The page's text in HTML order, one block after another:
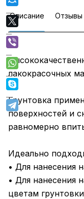
Описание Отзывы
лакокрасочных
Грунтовка
поверхностей и
равномерно
Идеально
• Для нанесения
• Для нанесения
цветам